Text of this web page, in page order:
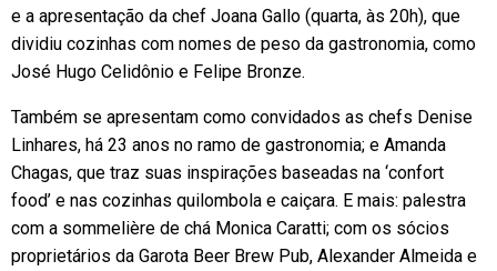
e a apresentação da chef Joana Gallo (quarta, às 20h), que
dividiu cozinhas com nomes de peso da gastronomia, como
José Hugo Celidônio e Felipe Bronze.
Também se apresentam como convidados as chefs Denise
Linhares, há 23 anos no ramo de gastronomia; e Amanda
Chagas, que traz suas inspirações baseadas na ‘confort
food’ e nas cozinhas quilombola e caiçara. E mais: palestra
com a sommelière de chá Monica Caratti; com os sócios
proprietários da Garota Beer Brew Pub, Alexander Almeida e